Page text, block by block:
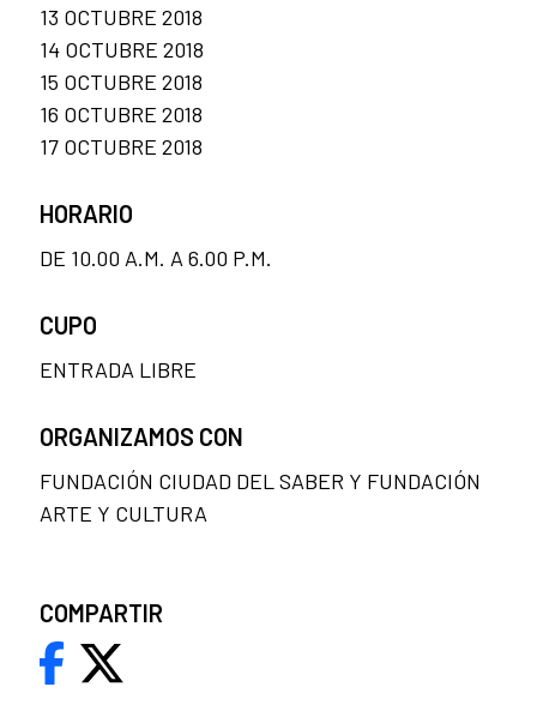
13 OCTUBRE 2018
14 OCTUBRE 2018
15 OCTUBRE 2018
16 OCTUBRE 2018
17 OCTUBRE 2018
HORARIO
DE 10.00 A.M. A 6.00 P.M.
CUPO
ENTRADA LIBRE
ORGANIZAMOS CON
FUNDACIÓN CIUDAD DEL SABER Y FUNDACIÓN
ARTE Y CULTURA
COMPARTIR